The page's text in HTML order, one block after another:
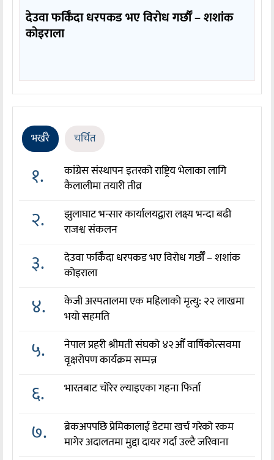
देउवा फर्किँदा धरपकड भए विरोध गर्छौँं – शशांक
कोइराला
भर्खरै चर्चित
१.
कांग्रेस संस्थापन इतरको राष्ट्रिय भेलाका लागि
कैलालीमा तयारी तीव्र
२.
झुलाघाट भन्सार कार्यालयद्वारा लक्ष्य भन्दा बढी
राजश्व संकलन
३.
देउवा फर्किँदा धरपकड भए विरोध गर्छौँं – शशांक
कोइराला
४.
केजी अस्पतालमा एक महिलाको मृत्यु: २२ लाखमा
भयो सहमति
५.
नेपाल प्रहरी श्रीमती संघको ४२औँ वार्षिकोत्सवमा
वृक्षरोपण कार्यक्रम सम्पन्न
६. भारतबाट चोरेर ल्याइएका गहना फिर्ता
७.
ब्रेकअपपछि प्रेमिकालाई डेटमा खर्च गरेको रकम
मागेर अदालतमा मुद्दा दायर गर्दा उल्टै जरिवाना